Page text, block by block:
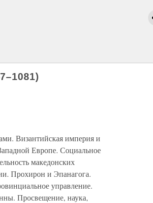
Византийская империя и
Европе. Социальное
македонских
Прохирон и Эпанагога.
управление.
Просвещение, наука,